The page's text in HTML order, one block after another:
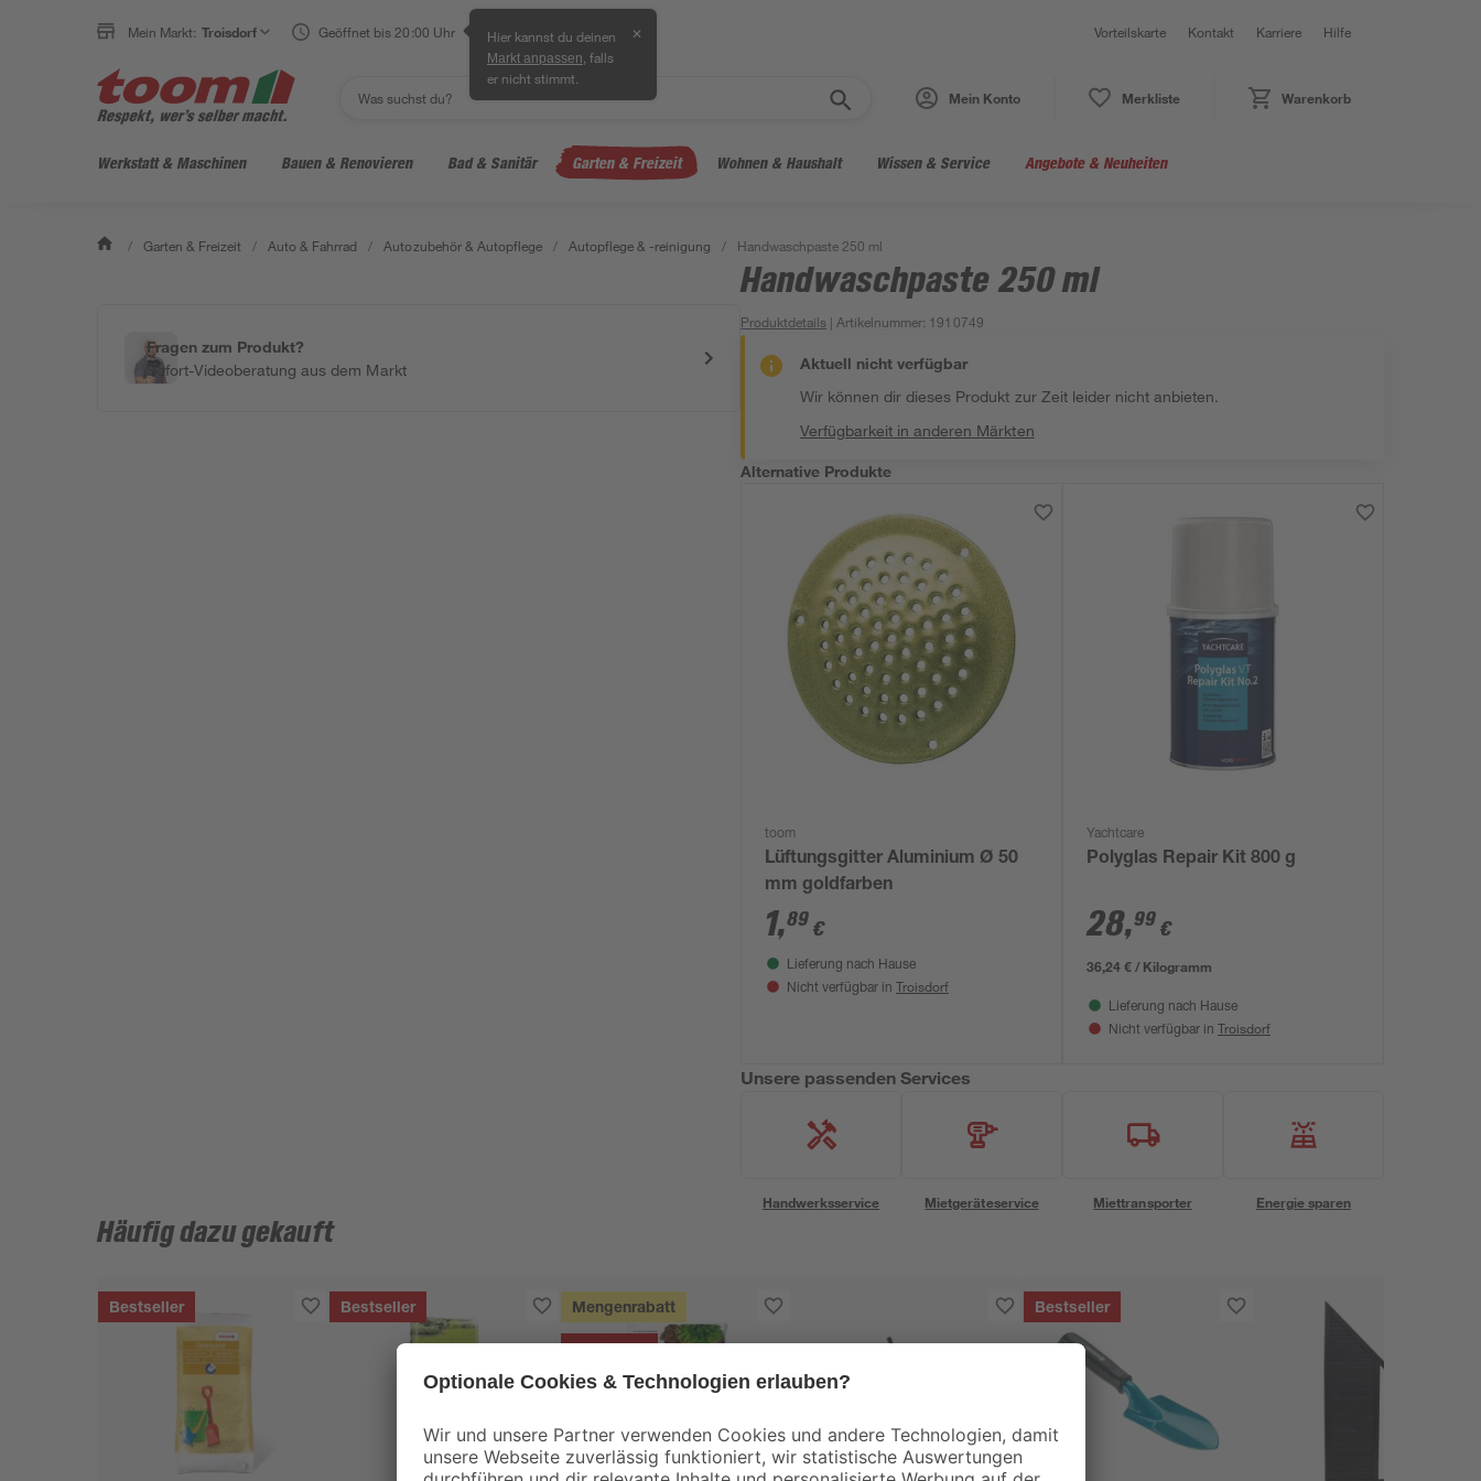
Mein Markt: Troisdorf Geöffnet bis 20:00 Uhr Hier kannst du deinen
Markt anpassen , falls
er nicht stimmt.
✕ Vorteilskarte Kontakt Karriere Hilfe
Mein Konto Merkliste Warenkorb
Werkstatt & Maschinen Bauen & Renovieren Bad & Sanitär Garten & Freizeit Wohnen & Haushalt Wissen & Service Angebote & Neuheiten
/ Garten & Freizeit / Auto & Fahrrad / Autozubehör & Autopflege / Autopflege & -reinigung / Handwaschpaste 250 ml
Fragen zum Produkt?
Sofort-Videoberatung aus dem Markt
Handwaschpaste 250 ml
Produktdetails | Artikelnummer: 1910749
Aktuell nicht verfügbar
Wir können dir dieses Produkt zur Zeit leider nicht anbieten.
Verfügbarkeit in anderen Märkten
Alternative Produkte
toom
Lüftungsgitter Aluminium Ø 50
mm goldfarben
1,89 €
Lieferung nach Hause
Nicht verfügbar in Troisdorf
Yachtcare
Polyglas Repair Kit 800 g
28,99 €
36,24 € / Kilogramm
Lieferung nach Hause
Nicht verfügbar in Troisdorf
Unsere passenden Services
Handwerksservice Mietgeräteservice Miettransporter Energie sparen
Häufig dazu gekauft
Bestseller Bestseller Mengenrabatt Bestseller